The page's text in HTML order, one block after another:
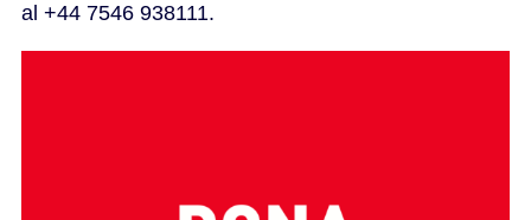
al +44 7546 938111.